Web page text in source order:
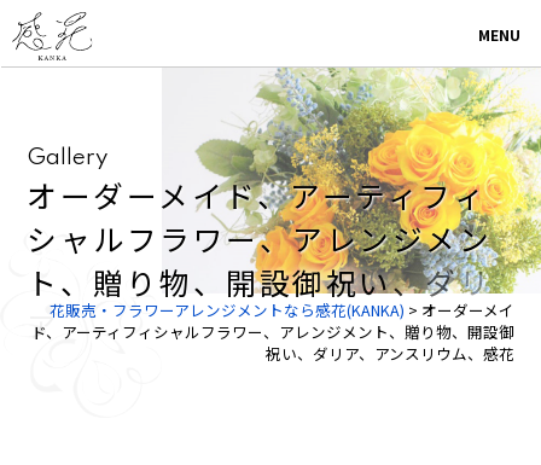
MENU
Ga lery
オーダーメ イド、アーティフィ
シ ャルフ ラ ワー、アレンジメン
ト 、 贈 り物、 開設御祝い、ダリ
ア、
花販売・フラワーアレンジメントなら感花(KANKA) > オーダーメイ
ド、アーティフィシャルフラワー、アレンジメント、贈り物、開設御
祝い、ダリア、アンスリウム、感花